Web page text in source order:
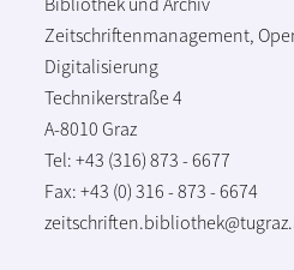
Zeitschriftenmanagement,
Digitalisierung
Technikerstraße 4
A-8010 Graz
Tel: +43 (316) 873 - 6677
Fax: +43 (0) 316 - 873 - 6674